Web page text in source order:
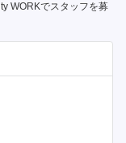
WORKでスタッフを募